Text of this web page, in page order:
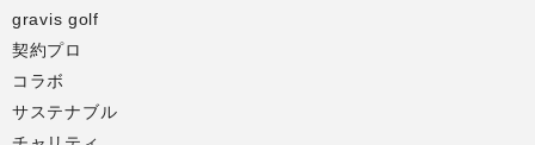
gravis golf
契約プロ
コラボ
サステナブル